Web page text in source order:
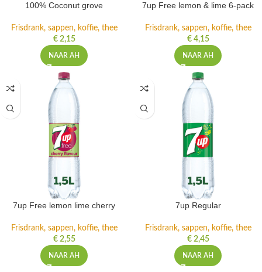
100% Coconut grove
Frisdrank, sappen, koffie, thee
€2,15
NAAR AH
7up Free lemon & lime 6-pack
Frisdrank, sappen, koffie, thee
€4,15
NAAR AH
7up Free lemon lime cherry
Frisdrank, sappen, koffie, thee
€2,55
NAAR AH
7up Regular
Frisdrank, sappen, koffie, thee
€2,45
NAAR AH